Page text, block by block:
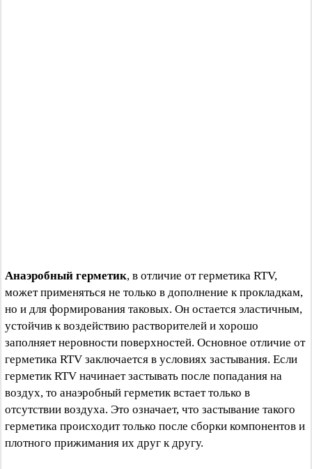
Анаэробный герметик, в отличие от герметика RTV,
может применяться не только в дополнение к прокладкам,
но и для формирования таковых. Он остается эластичным,
устойчив к воздействию растворителей и хорошо
заполняет неровности поверхностей. Основное отличие от
герметика RTV заключается в условиях застывания. Если
герметик RTV начинает застывать после попадания на
воздух, то анаэробный герметик встает только в
отсутствии воздуха. Это означает, что застывание такого
герметика происходит только после сборки компонентов и
плотного прижимания их друг к другу.